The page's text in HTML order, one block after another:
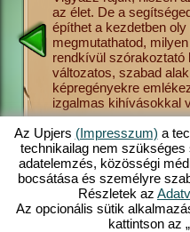
Tudj
az élet. De a
építhet a kezdetben
megmutathatod,
rendkívül szórakoztató
változatos, szabad
képregényekre
izgalmas kihívásokkal
Az Upjers (Impresszum) a
technikailag nem
adatelemzés, közösségi
bocsátása és személyre
Részletek az
Az opcionális sütik
kattintson az